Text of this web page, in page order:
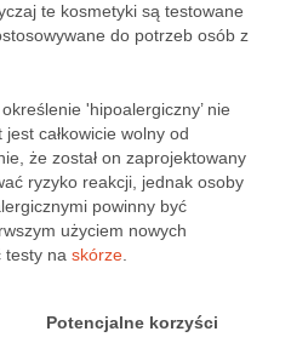
te kosmetyki są testowane
do potrzeb osób z
'hipoalergiczny’ nie
całkowicie wolny od
że został on zaprojektowany
ryzyko reakcji, jednak osoby
powinny być
użyciem nowych
testy na skórze
Potencjalne korzyści